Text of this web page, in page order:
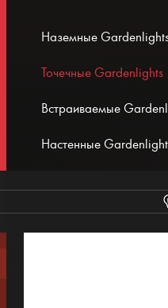
Наземные
Точечные Gardenlights
Встраиваемые
Настенные